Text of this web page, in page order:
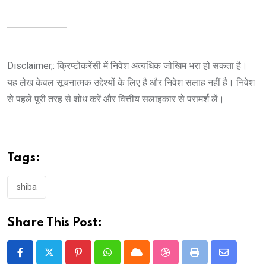
Disclaimer,: क्रिप्टोकरेंसी में निवेश अत्यधिक जोखिम भरा हो सकता है।
यह लेख केवल सूचनात्मक उद्देश्यों के लिए है और निवेश सलाह नहीं है। निवेश
से पहले पूरी तरह से शोध करें और वित्तीय सलाहकार से परामर्श लें।
Tags:
shiba
Share This Post:
PinterestWhatsappCloud StumbleUpon
Print
Share